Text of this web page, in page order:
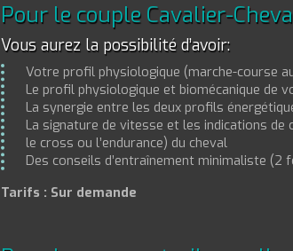
Pour le couple Cavalier-
Vous aurez la possibilité d’avoir:
Votre profil physiologique (marche-course
Le profil physiologique et biomécanique de
La synergie entre les deux profils
La signature de vitesse et les indications
le cross ou l’endurance) du cheval
Des conseils d’entraînement minimaliste (2
Tarifs : Sur demande